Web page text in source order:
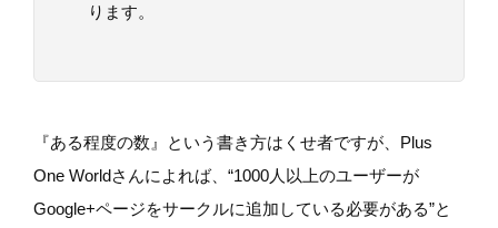
ります。
『ある程度の数』という書き方はくせ者ですが、Plus
One Worldさんによれば、“1000人以上のユーザーが
Google+ページをサークルに追加している必要がある”と